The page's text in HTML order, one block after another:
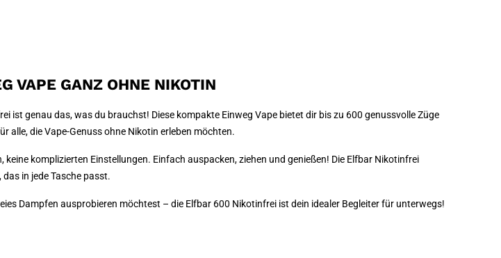
VAPE GANZ OHNE NIKOTIN
ist genau das, was du brauchst! Diese kompakte Einweg Vape bietet dir bis zu 600 genussvolle Züge
alle, die Vape-Genuss ohne Nikotin erleben möchten.
komplizierten Einstellungen. Einfach auspacken, ziehen und genießen! Die Elfbar Nikotinfrei
in jede Tasche passt.
Dampfen ausprobieren möchtest – die Elfbar 600 Nikotinfrei ist dein idealer Begleiter für unterwegs!